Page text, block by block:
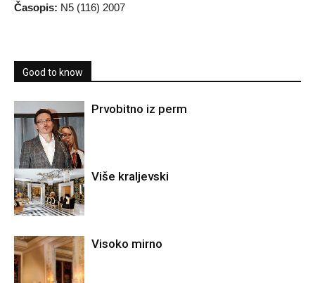
Časopis: N5 (116) 2007
Good to know
Prvobitno iz perm
Više kraljevski
Visoko mirno